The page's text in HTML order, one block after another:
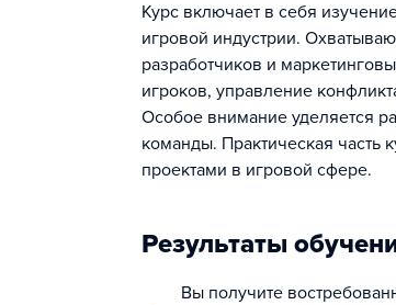
Курс включает в себя
игровой индустрии.
разработчиков и
игроков, управление
Особое внимание уделяется
команды. Практическая часть
проектами в игровой сфере.
Результаты
Вы получите